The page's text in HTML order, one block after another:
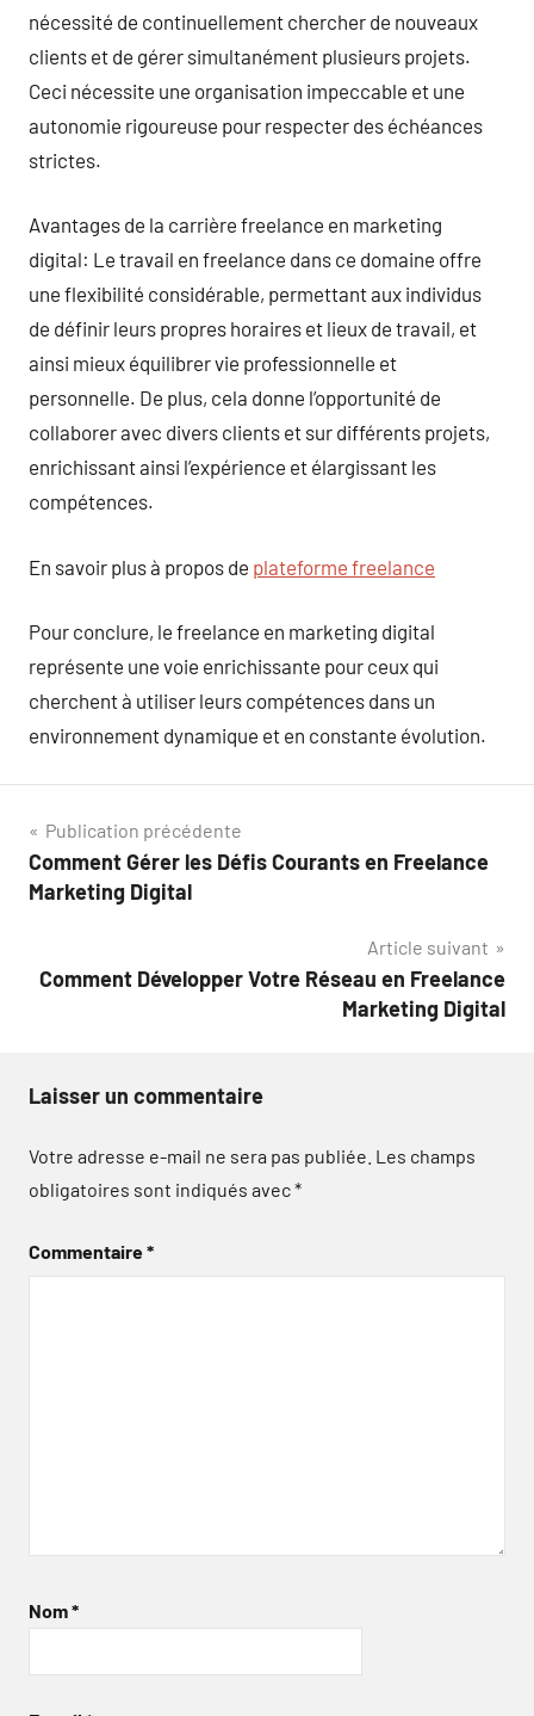
nécessité de continuellement chercher de nouveaux
clients et de gérer simultanément plusieurs projets.
Ceci nécessite une organisation impeccable et une
autonomie rigoureuse pour respecter des échéances
strictes.
Avantages de la carrière freelance en marketing
digital: Le travail en freelance dans ce domaine offre
une flexibilité considérable, permettant aux individus
de définir leurs propres horaires et lieux de travail, et
ainsi mieux équilibrer vie professionnelle et
personnelle. De plus, cela donne l’opportunité de
collaborer avec divers clients et sur différents projets,
enrichissant ainsi l’expérience et élargissant les
compétences.
En savoir plus à propos de plateforme freelance
Pour conclure, le freelance en marketing digital
représente une voie enrichissante pour ceux qui
cherchent à utiliser leurs compétences dans un
environnement dynamique et en constante évolution.
Navigation
de
Publication précédente
Comment Gérer les Défis Courants en Freelance
Marketing Digital
Article suivant
Comment Développer Votre Réseau en Freelance
Marketing Digital
Laisser un commentaire
Votre adresse e-mail ne sera pas publiée. Les champs
obligatoires sont indiqués avec*
Commentaire*
Nom*